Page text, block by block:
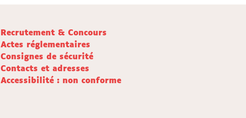
Recrutement & Concours
Actes réglementaires
Consignes de sécurité
Contacts et adresses
Accessibilité : non conforme